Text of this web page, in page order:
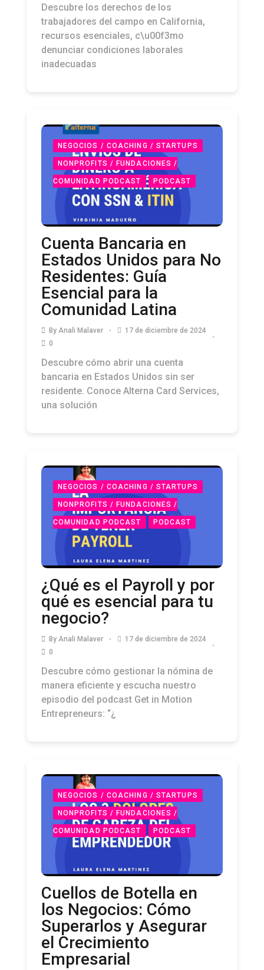
Descubre los derechos de los
trabajadores del campo en California,
recursos esenciales, c\u00f3mo
denunciar condiciones laborales
inadecuadas
NEGOCIOS / COACHING / STARTUPS
NONPROFITS / FUNDACIONES /
COMUNIDAD PODCAST PODCAST
Cuenta Bancaria en
Estados Unidos para No
Residentes: Guía
Esencial para la
Comunidad Latina
By Anali Malaver
17 de diciembre de 2024
0
Descubre cómo abrir una cuenta
bancaria en Estados Unidos sin ser
residente. Conoce Alterna Card Services,
una solución
NEGOCIOS / COACHING / STARTUPS
NONPROFITS / FUNDACIONES /
COMUNIDAD PODCAST PODCAST
¿Qué es el Payroll y por
qué es esencial para tu
negocio?
By Anali Malaver
17 de diciembre de 2024
0
Descubre cómo gestionar la nómina de
manera eficiente y escucha nuestro
episodio del podcast Get in Motion
Entrepreneurs: “¿
NEGOCIOS / COACHING / STARTUPS
NONPROFITS / FUNDACIONES /
COMUNIDAD PODCAST PODCAST
Cuellos de Botella en
los Negocios: Cómo
Superarlos y Asegurar
el Crecimiento
Empresarial